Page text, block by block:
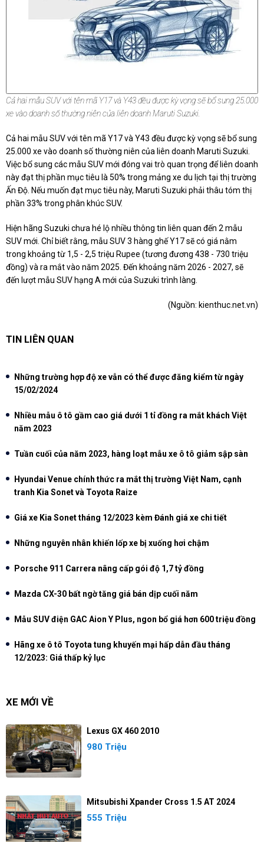
Cả hai mẫu SUV với tên mã Y17 và Y43 đều được kỳ vọng sẽ bổ sung 25.000
xe vào doanh số thường niên của liên doanh Maruti Suzuki.
Cả hai mẫu SUV với tên mã Y17 và Y43 đều được kỳ vọng sẽ bổ sung
25.000 xe vào doanh số thường niên của liên doanh Maruti Suzuki.
Việc bổ sung các mẫu SUV mới đóng vai trò quan trọng để liên doanh
này đạt thị phần mục tiêu là 50% trong mảng xe du lịch tại thị trường
Ấn Độ. Nếu muốn đạt mục tiêu này, Maruti Suzuki phải thâu tóm thị
phần 33% trong phân khúc SUV.
Hiện hãng Suzuki chưa hé lộ nhiều thông tin liên quan đến 2 mẫu
SUV mới. Chỉ biết rằng, mẫu SUV 3 hàng ghế Y17 sẽ có giá nằm
trong khoảng từ 1,5 - 2,5 triệu Rupee (tương đương 438 - 730 triệu
đồng) và ra mắt vào năm 2025. Đến khoảng năm 2026 - 2027, sẽ
đến lượt mẫu SUV hạng A mới của Suzuki trình làng.
(Nguồn: kienthuc.net.vn)
TIN LIÊN QUAN
Những trường hợp độ xe vẫn có thể được đăng kiểm từ ngày
15/02/2024
Nhiều mẫu ô tô gầm cao giá dưới 1 tỉ đồng ra mắt khách Việt
năm 2023
Tuần cuối của năm 2023, hàng loạt mẫu xe ô tô giảm sập sàn
Hyundai Venue chính thức ra mắt thị trường Việt Nam, cạnh
tranh Kia Sonet và Toyota Raize
Giá xe Kia Sonet tháng 12/2023 kèm Đánh giá xe chi tiết
Những nguyên nhân khiến lốp xe bị xuống hơi chậm
Porsche 911 Carrera nâng cấp gói độ 1,7 tỷ đồng
Mazda CX-30 bất ngờ tăng giá bán dịp cuối năm
Mẫu SUV điện GAC Aion Y Plus, ngon bổ giá hơn 600 triệu đồng
Hãng xe ô tô Toyota tung khuyến mại hấp dẫn đầu tháng
12/2023: Giá thấp kỷ lục
XE MỚI VỀ
Lexus GX 460 2010
980 Triệu
Mitsubishi Xpander Cross 1.5 AT 2024
555 Triệu